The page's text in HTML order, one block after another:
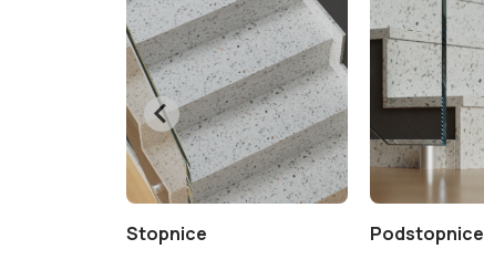
Stopnice Podstopnice